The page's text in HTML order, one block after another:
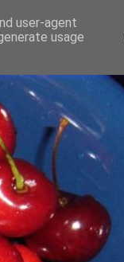
user-agent
usage